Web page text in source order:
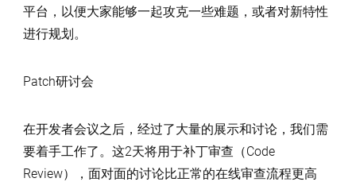
平台，以便大家能够一起攻克一些难题，或者对新特性
进行规划。
Patch研讨会
在开发者会议之后，经过了大量的展示和讨论，我们需
要着手工作了。这2天将用于补丁审查（Code
Review），面对面的讨论比正常的在线审查流程更高